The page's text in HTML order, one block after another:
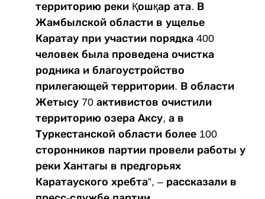
территорию реки Қошқар ата. В
Жамбылской области в ущелье
Каратау при участии порядка 400
человек была проведена очистка
родника и благоустройство
прилегающей территории. В области
Жетысу 70 активистов очистили
территорию озера Аксу, а в
Туркестанской области более 100
сторонников партии провели работы у
реки Хантагы в предгорьях
Каратауского хребта”, – рассказали в